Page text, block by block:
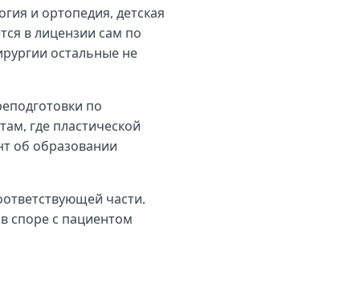
и ортопедия, детская
в лицензии сам по
остальные не
по
где пластической
об образовании
части.
споре с пациентом